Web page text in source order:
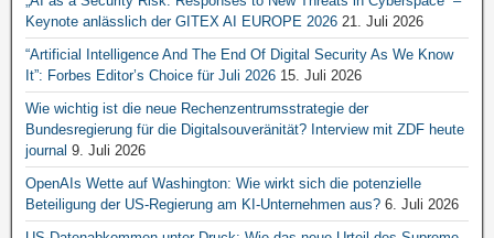
Keynote anlässlich der GITEX AI EUROPE 2026 21. Juli 2026
“Artificial Intelligence And The End Of Digital Security As We Know
It”: Forbes Editor’s Choice für Juli 2026 15. Juli 2026
Wie wichtig ist die neue Rechenzentrumsstrategie der
Bundesregierung für die Digitalsouveränität? Interview mit ZDF heute
journal 9. Juli 2026
OpenAIs Wette auf Washington: Wie wirkt sich die potenzielle
Beteiligung der US-Regierung am KI-Unternehmen aus? 6. Juli 2026